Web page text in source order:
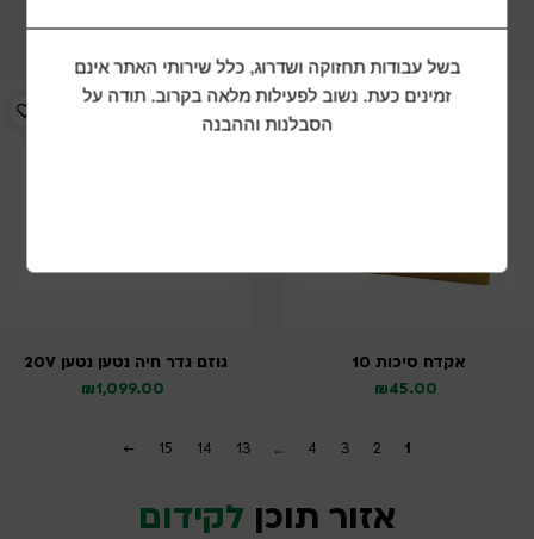
79.00
₪
69.00
₪
אקדח סיכות 10
45.00
₪
גוזם גדר חיה נטען נטען 20V
1,099.00
₪
1
2
3
4
…
13
14
15
←
אזור תוכן לקידום
בשל עבודות תחזוקה ושדרוג, כלל שירותי האתר אינם
זמינים כעת. נשוב לפעילות מלאה בקרוב. תודה על
הסבלנות וההבנה